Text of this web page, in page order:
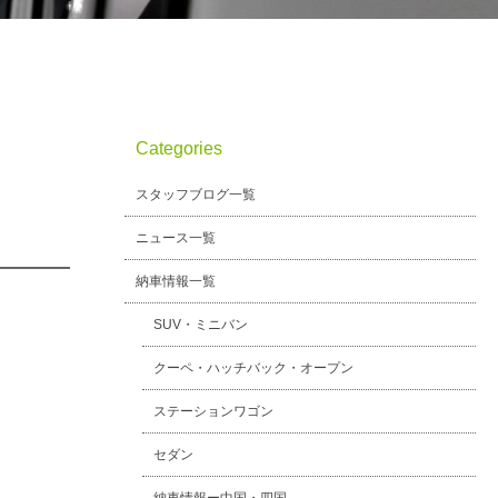
Categories
スタッフブログ一覧
ニュース一覧
納車情報一覧
SUV・ミニバン
クーペ・ハッチバック・オープン
ステーションワゴン
セダン